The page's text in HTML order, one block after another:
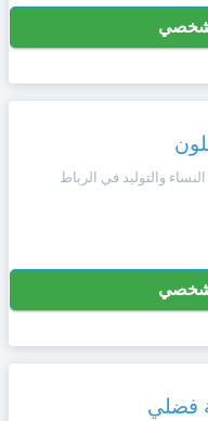
والتوليد في الرباط
فضلي